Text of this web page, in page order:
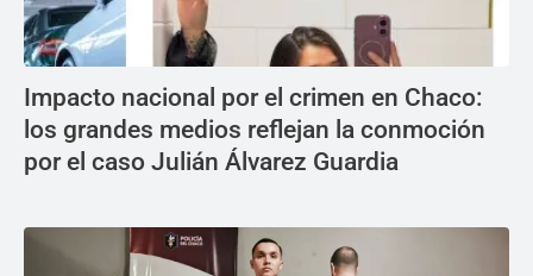
Impacto nacional por el crimen en Chaco:
los grandes medios reflejan la conmoción
por el caso Julián Álvarez Guardia